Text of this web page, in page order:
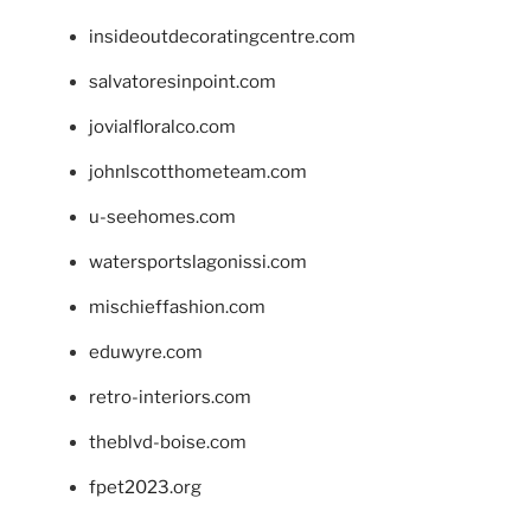
insideoutdecoratingcentre.com
salvatoresinpoint.com
jovialfloralco.com
johnlscotthometeam.com
u-seehomes.com
watersportslagonissi.com
mischieffashion.com
eduwyre.com
retro-interiors.com
theblvd-boise.com
fpet2023.org